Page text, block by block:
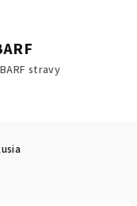
stravy